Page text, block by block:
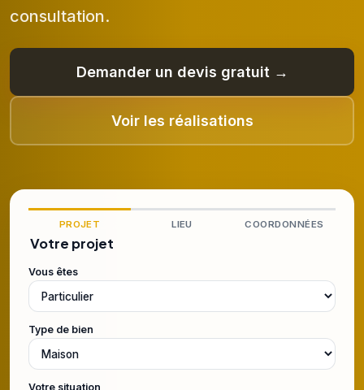
consultation.
Demander un devis gratuit →
Voir les réalisations
PROJET LIEU COORDONNÉES
Votre projet
Vous êtes
Type de bien
Votre situation